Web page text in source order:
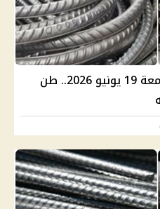
أسعار الحديد والأسمنت الجمعة 19 يونيو 2026.. طن